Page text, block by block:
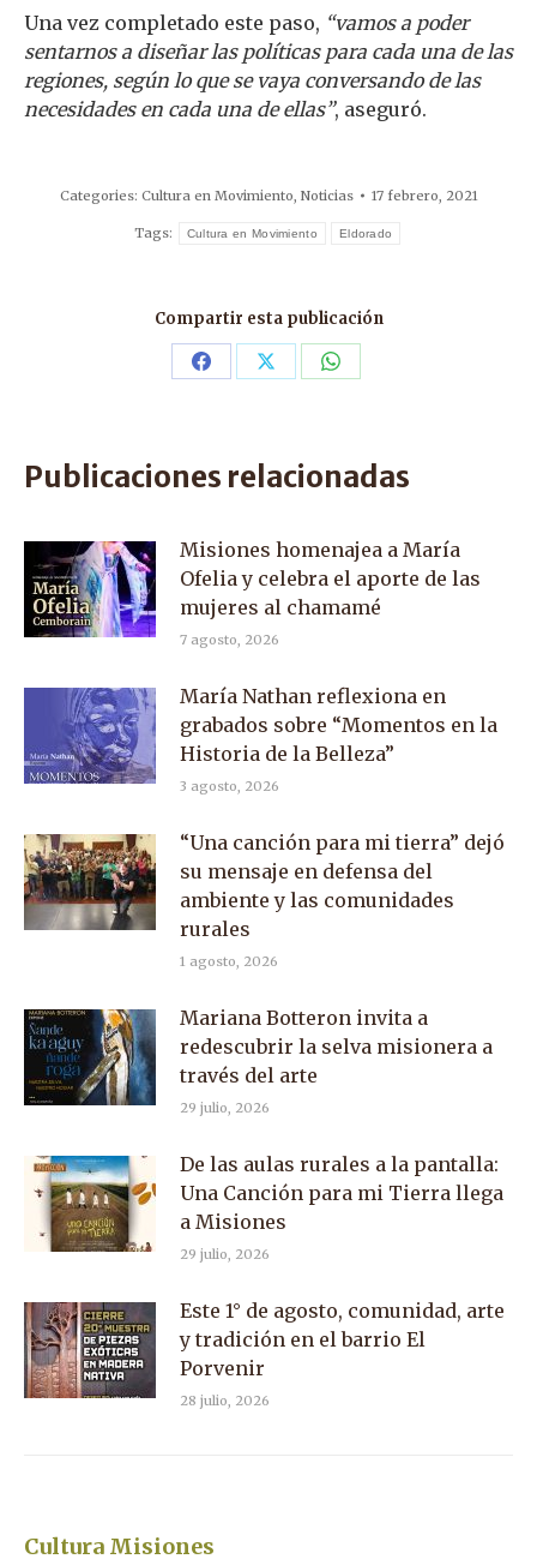
Una vez completado este paso, “vamos a poder
sentarnos a diseñar las políticas para cada una de las
regiones, según lo que se vaya conversando de las
necesidades en cada una de ellas”, aseguró.
Categories: Cultura en Movimiento Noticias 17 febrero, 2021
Tags: Cultura en Movimiento Eldorado
Compartir esta publicación
Share Share Share
Publicaciones relacionadas
Misiones homenajea a María
Ofelia y celebra el aporte de las
mujeres al chamamé
7 agosto, 2026
María Nathan reflexiona en
grabados sobre “Momentos en la
Historia de la Belleza”
3 agosto, 2026
“Una canción para mi tierra” dejó
su mensaje en defensa del
ambiente y las comunidades
rurales
1 agosto, 2026
Mariana Botteron invita a
redescubrir la selva misionera a
través del arte
29 julio, 2026
De las aulas rurales a la pantalla:
Una Canción para mi Tierra llega
a Misiones
29 julio, 2026
Este 1° de agosto, comunidad, arte
y tradición en el barrio El
Porvenir
28 julio, 2026
Cultura Misiones